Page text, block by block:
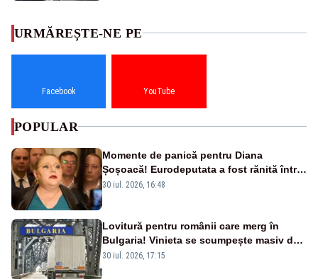
URMĂREȘTE-NE PE
Facebook YouTube
POPULAR
Momente de panică pentru Diana
Șoșoacă! Eurodeputata a fost rănită într-
un accident rutier
30 iul. 2026, 16:48
Lovitură pentru românii care merg în
Bulgaria! Vinieta se scumpește masiv de
la 1 august
30 iul. 2026, 17:15